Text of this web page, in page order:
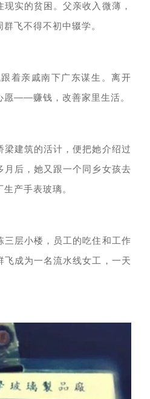
现实的贫困。父亲收入微薄，
飞不得不初中辍学。
跟着亲戚南下广东谋生。离开
愿——赚钱，改善家里生活。
梁建筑的活计，便把她介绍过
月后，她又跟一个同乡女孩去
生产手表玻璃。
三层小楼 ，员工的吃住和工作
飞成为一名流水线女工，一天